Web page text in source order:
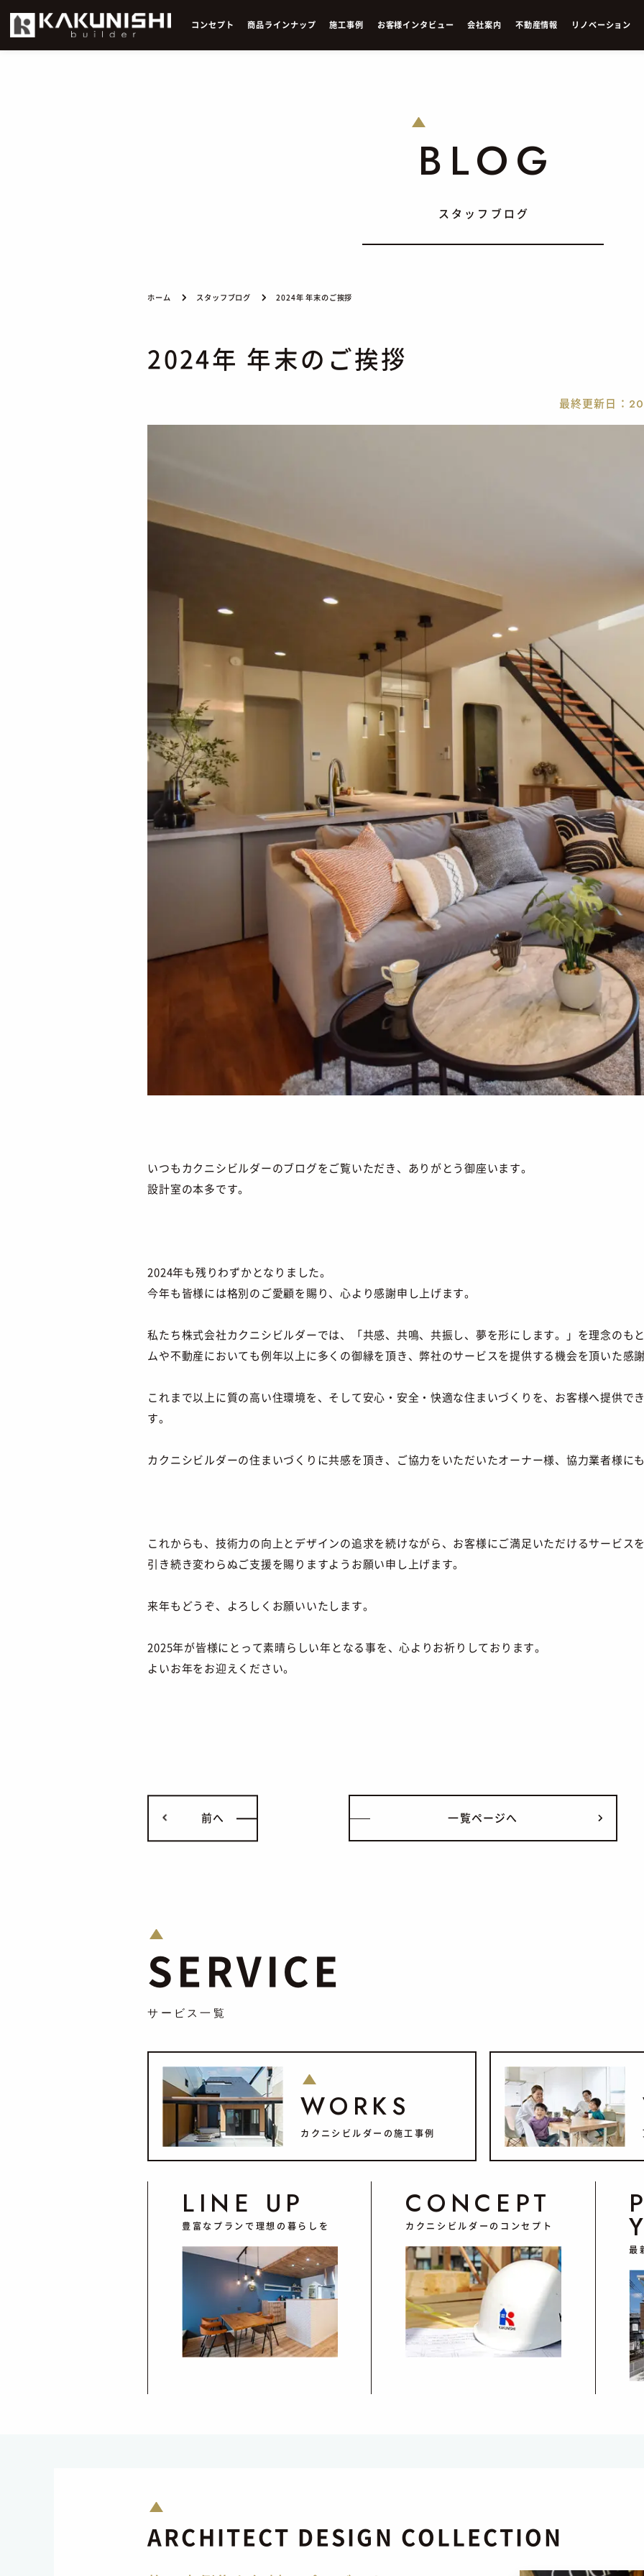
コンセプ ト 商品ラインナップ 施工事例 お客様インタビュー 会社案内 不動産情報 リ ノベーショ ン
BLOG
スタッフブログ
ホーム スタッフブログ 2024年 年末のご挨拶
2024年 年末のご挨拶
最終更新日：
いつもカクニシビルダーのブログをご覧いただき、ありがとう御座います。
設計室の本多です。
2024年も残りわずかとなりました。
今年も皆様には格別のご愛顧を賜り、心より感謝申し上げます。
私たち株式会社カクニシビルダーでは、「共感、共鳴、共振し、夢を形にします。」を理念のも
ムや不動産においても例年以上に多くの御縁を頂き、弊社のサービスを提供する機会を頂いた感
これまで以上に質の高い住環境を、そして安心・安全・快適な住まいづくりを、お客様へ提供で
す。
カクニシビルダーの住まいづくりに共感を頂き、ご協力をいただいたオーナー様、協力業者様に
これからも、技術力の向上とデザインの追求を続けながら、お客様にご満足いただけるサービス
引き続き変わらぬご支援を賜りますようお願い申し上げます。
来年もどうぞ、よろしくお願いいたします。
2025年が皆様にとって素晴らしい年となる事を、心よりお祈りしております。
よいお年をお迎えください。
前へ 一覧ページへ
SERVICE
サービス一覧
WORKS
カクニシビルダーの施工事例
LINE UP
豊富なプランで理想の暮らしを
CONCEPT
カクニシビルダーのコンセプト
最
ARCHITECT DESIGN COLLECTION